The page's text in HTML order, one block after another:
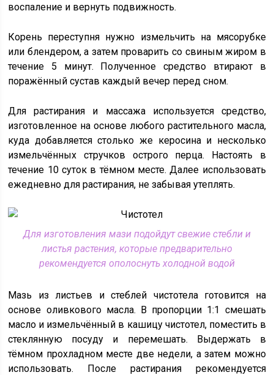
воспаление и вернуть подвижность.
Корень переступня нужно измельчить на мясорубке
или блендером, а затем проварить со свиным жиром в
течение 5 минут. Полученное средство втирают в
поражённый сустав каждый вечер перед сном.
Для растирания и массажа используется средство,
изготовленное на основе любого растительного масла,
куда добавляется столько же керосина и несколько
измельчённых стручков острого перца. Настоять в
течение 10 суток в тёмном месте. Далее использовать
ежедневно для растирания, не забывая утеплять.
Для изготовления мази подойдут свежие стебли и
листья растения, которые предварительно
рекомендуется ополоснуть холодной водой
Мазь из листьев и стеблей чистотела готовится на
основе оливкового масла. В пропорции 1:1 смешать
масло и измельчённый в кашицу чистотел, поместить в
стеклянную посуду и перемешать. Выдержать в
тёмном прохладном месте две недели, а затем можно
использовать. После растирания рекомендуется